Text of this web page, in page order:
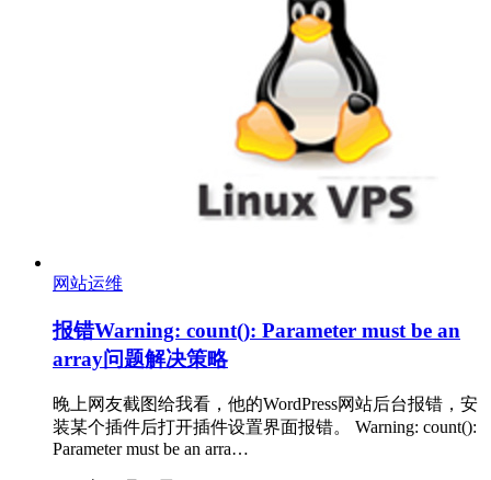
网站运维
报错Warning: count(): Parameter must be an
array问题解决策略
晚上网友截图给我看，他的WordPress网站后台报错，安
装某个插件后打开插件设置界面报错。 Warning: count():
Parameter must be an arra…